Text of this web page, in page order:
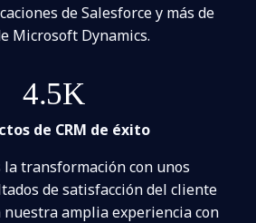
de Salesforce y más de
Microsoft Dynamics.
4.5K
de CRM de éxito
transformación con unos
de satisfacción del cliente
nuestra amplia experiencia con